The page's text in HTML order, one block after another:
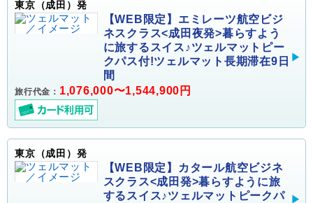
東京（成田）発
【WEB限定】エミレーツ航空ビジ
ネスクラス<成田夜発>暮らすよう
に旅するスイス♪ツェルマットピー
クパス付!ツェルマット長期滞在9日
間
旅行代金： 1,076,000〜1,544,900円
東京（成田）発
【WEB限定】カタール航空ビジネ
スクラス<成田発>暮らすように旅
するスイス♪ツェルマットピークパ